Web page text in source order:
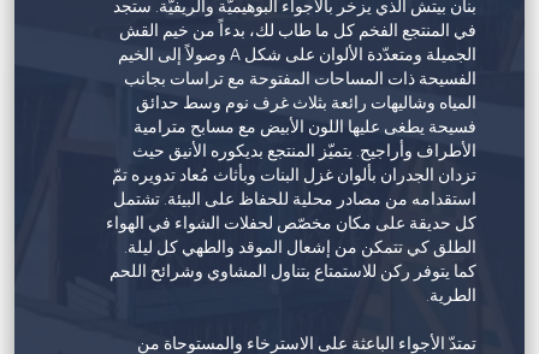
بنان بيتش الذي يزخر بالأجواء البوهيميّة والريفيّة. ستجد
في المنتجع الفخم كل ما طاب لك، بدءاً من خيم القش
الجميلة ومتعدّدة الألوان على شكل A وصولاً إلى الخيم
الفسيحة ذات المساحات المفتوحة مع تراسات بجانب
المياه وشاليهات رائعة بثلاث غرف نوم وسط حدائق
فسيحة يطغى عليها اللون الأبيض مع مسابح مترامية
الأطراف وأراجيح. يتميّز المنتجع بديكوره الأنيق حيث
تزدان الجدران بألوان غزل البنات وبأثاث مُعاد تدويره تمّ
استقدامه من مصادر محلية للحفاظ على البيئة. تشتمل
كل حديقة على مكان مخصّص لحفلات الشواء في الهواء
الطلق كي تتمكن من إشعال الموقد والطهي كل ليلة.
كما يتوفر ركن للاستمتاع بتناول المشاوي وشرائح اللحم
الطرية.
تمتدّ الأجواء الباعثة على الاسترخاء والمستوحاة من
منتجع شاطئ سوفيتل الحمراء